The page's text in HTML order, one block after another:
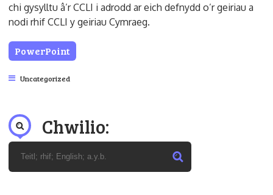
chi gysylltu â’r CCLI i adrodd ar eich defnydd o’r geiriau a
nodi rhif CCLI y geiriau Cymraeg.
PowerPoint
Uncategorized
Chwilio: